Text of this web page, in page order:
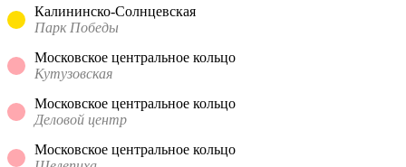
Калининско-Солнцевская
Парк Победы
Московское центральное кольцо
Кутузовская
Московское центральное кольцо
Деловой центр
Московское центральное кольцо